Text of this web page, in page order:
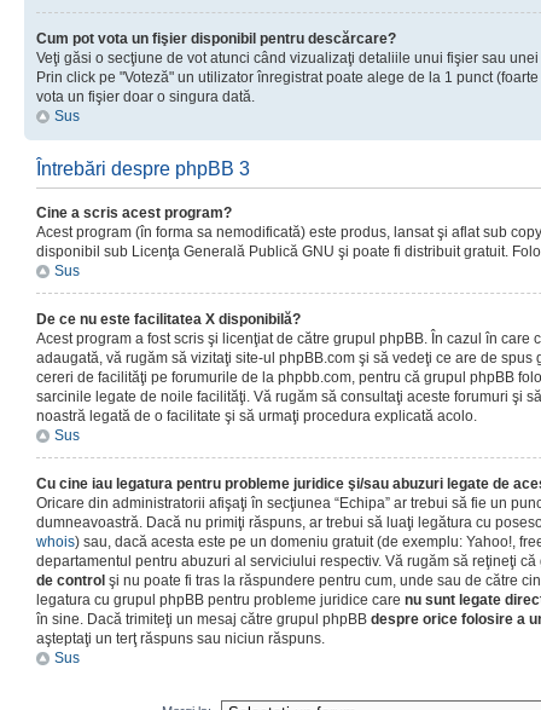
Cum pot vota un fişier disponibil pentru descărcare?
Veţi găsi o secţiune de vot atunci când vizualizaţi detaliile unui fişier sau
Prin click pe "Voteză" un utilizator înregistrat poate alege de la 1 punct
vota un fişier doar o singura dată.
Sus
Întrebări despre phpBB 3
Cine a scris acest program?
Acest program (în forma sa nemodificată) este produs, lansat şi aflat sub
disponibil sub Licenţa Generală Publică GNU şi poate fi distribuit gratuit.
Sus
De ce nu este facilitatea X disponibilă?
Acest program a fost scris şi licenţiat de către grupul phpBB. În cazul în care
adaugată, vă rugăm să vizitaţi site-ul phpBB.com şi să vedeţi ce are de
cereri de facilităţi pe forumurile de la phpbb.com, pentru că grupul phpBB
sarcinile legate de noile facilităţi. Vă rugăm să consultaţi aceste forumuri şi
noastră legată de o facilitate şi să urmaţi procedura explicată acolo.
Sus
Cu cine iau legatura pentru probleme juridice şi/sau abuzuri legate de
Oricare din administratorii afişaţi în secţiunea “Echipa” ar trebui să fie un
dumneavoastră. Dacă nu primiţi răspuns, ar trebui să luaţi legătura cu
whois) sau, dacă acesta este pe un domeniu gratuit (de exemplu: Yahoo!,
departamentul pentru abuzuri al serviciului respectiv. Vă rugăm să reţineţi
de control şi nu poate fi tras la răspundere pentru cum, unde sau de către
legatura cu grupul phpBB pentru probleme juridice care nu sunt legate
în sine. Dacă trimiteţi un mesaj către grupul phpBB despre orice folosire a
aşteptaţi un terţ răspuns sau niciun răspuns.
Sus